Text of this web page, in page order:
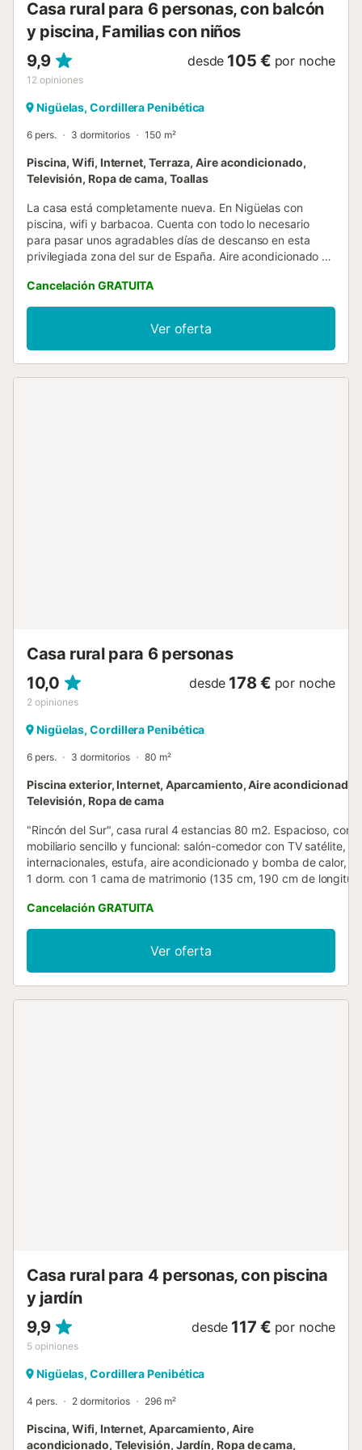
Casa rural para 6 personas, con balcón
y piscina, Familias con niños
9,9
12 opiniones
desde 105 € por noche
Nigüelas, Cordillera Penibética
6 pers. 3 dormitorios 150 m²
Piscina, Wifi, Internet, Terraza, Aire acondicionado,
Televisión, Ropa de cama, Toallas
La casa está completamente nueva. En Nigüelas con
piscina, wifi y barbacoa. Cuenta con todo lo necesario
para pasar unos agradables días de descanso en esta
privilegiada zona del sur de España. Aire acondicionado y
con mucha sombra, piscina con vaya de seguridad para
niños, barbacoa y zona de césped con tumbonas. Techos
con vigas de madera y bonita decoración rústica. Cuenta
con un acogedor salón-comedor con estufa de leña
suficiente para calentar casi toda la vivienda, tv, cocina
Cancelación GRATUITA
Ver oferta
Casa rural para 6 personas
10,0
2 opiniones
desde 178 € por noche
Nigüelas, Cordillera Penibética
6 pers. 3 dormitorios 80 m²
Piscina exterior, Internet, Aparcamiento, Aire acondicionado,
Televisión, Ropa de cama
"Rincón del Sur", casa rural 4 estancias 80 m2. Espacioso, con
mobiliario sencillo y funcional: salón-comedor con TV satélite,
internacionales, estufa, aire acondicionado y bomba de calor,
1 dorm. con 1 cama de matrimonio (135 cm, 190 cm de
longitud), ventilador. 1 dorm. con 2 camas (105 cm, 190 cm de
longitud), ventilador. Cocina abierta (4 fuegos, tostadora,
agua eléctrico, microondas, congelador, cafetera eléctrica).
WC separado. Muebles de terraza, barbacoa, tumbonas. El
dispone de: lavadora, plancha, secador de pelo. Internet (Wifi,
Cancelación GRATUITA
Ver oferta
Casa rural para 4 personas, con piscina
y jardín
9,9
5 opiniones
desde 117 € por noche
Nigüelas, Cordillera Penibética
4 pers. 2 dormitorios 296 m²
Piscina, Wifi, Internet, Aparcamiento, Aire
acondicionado, Televisión, Jardín, Ropa de cama,